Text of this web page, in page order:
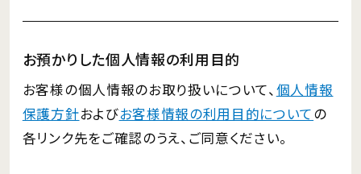
お預かりした個人情報の利用目的
お客様の個人情報のお取り扱いについて、 個人情報
保護方針およびお客様情報の利用目的についての
各リンク先をご確認のうえ、ご同意ください。